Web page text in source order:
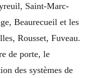
Saint-Marc-
Beaurecueil et les
Rousset, Fuveau.
de porte, le
des systèmes de